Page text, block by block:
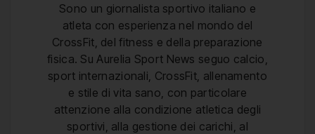
Sono un giornalista sportivo italiano e
atleta con esperienza nel mondo del
CrossFit, del fitness e della preparazione
fisica. Su Aurelia Sport News seguo calcio,
sport internazionali, CrossFit, allenamento
e stile di vita sano, con particolare
attenzione alla condizione atletica degli
sportivi, alla gestione dei carichi, al